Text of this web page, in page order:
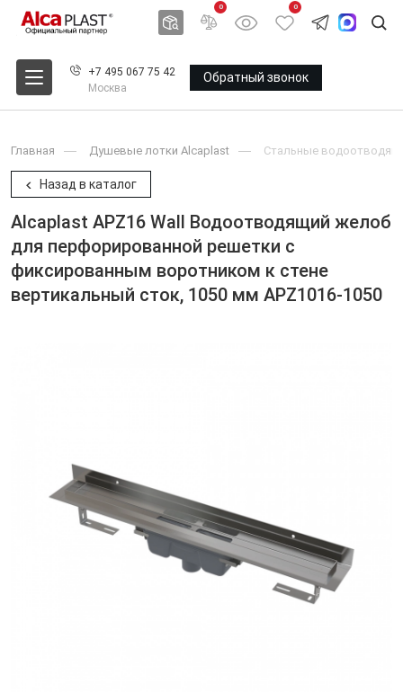
0 0
+7 495 067 75 42
Москва
Обратный звонок
Главная Душевые лотки Alcaplast Стальные
Назад в каталог
Alcaplast APZ16 Wall Водоотводящий желоб
для перфорированной решетки с
фиксированным воротником к стене
вертикальный сток, 1050 мм APZ1016-1050